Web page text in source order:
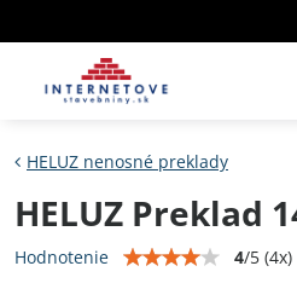
HELUZ nenosné preklady
HELUZ Preklad
Hodnotenie 4/5 (4x)